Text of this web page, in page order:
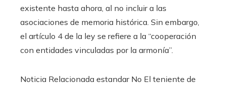
existente hasta ahora, al no incluir a las
asociaciones de memoria histórica. Sin embargo,
el artículo 4 de la ley se refiere a la “cooperación
con entidades vinculadas por la armonía”.
Noticia Relacionada estandar No El teniente de